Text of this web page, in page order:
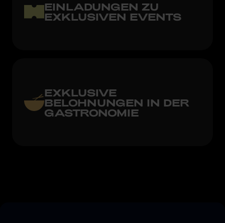
EINLADUNGEN ZU
EXKLUSIVEN EVENTS
EXKLUSIVE
BELOHNUNGEN IN DER
GASTRONOMIE